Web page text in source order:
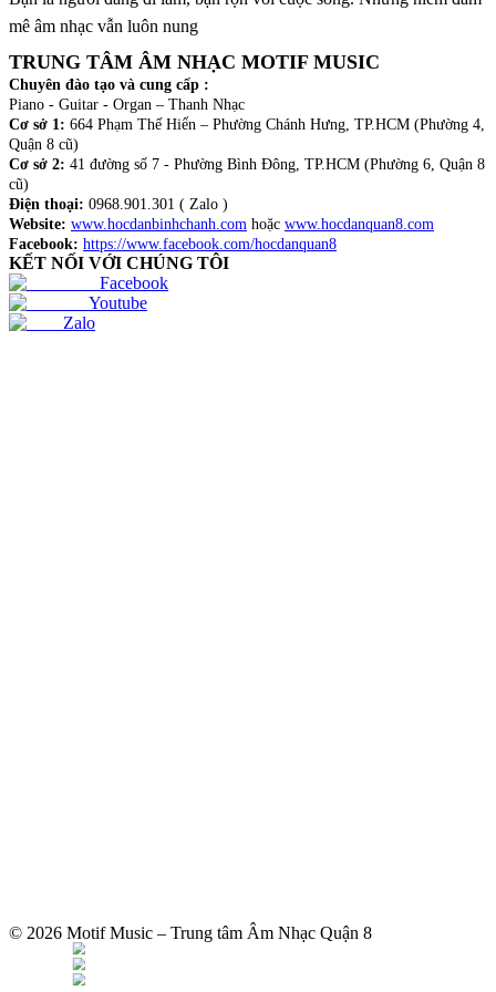
mê âm nhạc vẫn luôn nung
TRUNG TÂM ÂM NHẠC MOTIF MUSIC
Chuyên đào tạo và cung cấp :
Piano - Guitar - Organ – Thanh Nhạc
Cơ sở 1: 664 Phạm Thế Hiển – Phường Chánh Hưng, TP.HCM (Phường 4,
Quận 8 cũ)
Cơ sở 2: 41 đường số 7 - Phường Bình Đông, TP.HCM (Phường 6, Quận 8
cũ)
Điện thoại: 0968.901.301 ( Zalo )
Website: www.hocdanbinhchanh.com hoặc www.hocdanquan8.com
Facebook: https://www.facebook.com/hocdanquan8
KẾT NỐI VỚI CHÚNG TÔI
Facebook
Youtube
Zalo
© 2026 Motif Music – Trung tâm Âm Nhạc Quận 8